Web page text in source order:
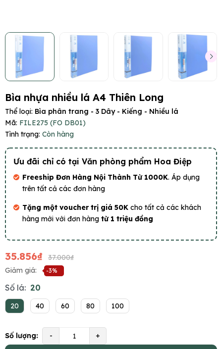
Bìa nhựa nhiều lá A4 Thiên Long
Thể loại: Bìa phân trang - 3 Dây - Kiếng - Nhiều lá
Mã: FILE275 (FO DB01)
Tình trạng: Còn hàng
Ưu đãi chỉ có tại Văn phòng phẩm Hoa Điệp
Freeship Đơn Hàng Nội Thành Từ 1000K. Áp dụng
trên tất cả các đơn hàng
Tặng một voucher trị giá 50K cho tất cả các khách
hàng mới với đơn hàng từ 1 triệu đồng
35.856₫
37.000₫
Giảm giá:
-3%
Số lá: 20
20 40 60 80 100
Số lượng: - +